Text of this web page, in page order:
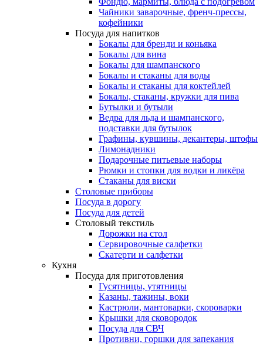
Чайники заварочные, френч-прессы,
кофейники
Посуда для напитков
Бокалы для бренди и коньяка
Бокалы для вина
Бокалы для шампанского
Бокалы и стаканы для воды
Бокалы и стаканы для коктейлей
Бокалы, стаканы, кружки для пива
Бутылки и бутыли
Ведра для льда и шампанского,
подставки для бутылок
Графины, кувшины, декантеры, штофы
Лимонадники
Подарочные питьевые наборы
Рюмки и стопки для водки и ликёра
Стаканы для виски
Столовые приборы
Посуда в дорогу
Посуда для детей
Столовый текстиль
Дорожки на стол
Сервировочные салфетки
Скатерти и салфетки
Кухня
Посуда для приготовления
Гусятницы, утятницы
Казаны, тажины, воки
Кастрюли, мантоварки, скороварки
Крышки для сковородок
Посуда для СВЧ
Противни, горшки для запекания